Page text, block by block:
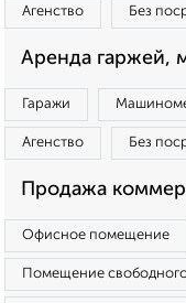
Агенство Без
Аренда гаржей,
Гаражи
Агенство Без
Продажа
Офисное помещение
Помещение